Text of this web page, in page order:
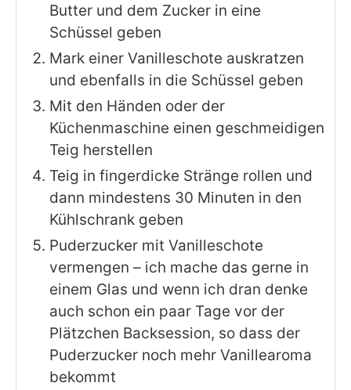
Butter und dem Zucker in eine
Schüssel geben
Mark einer Vanilleschote auskratzen
und ebenfalls in die Schüssel geben
Mit den Händen oder der
Küchenmaschine einen geschmeidigen
Teig herstellen
Teig in fingerdicke Stränge rollen und
dann mindestens 30 Minuten in den
Kühlschrank geben
Puderzucker mit Vanilleschote
vermengen – ich mache das gerne in
einem Glas und wenn ich dran denke
auch schon ein paar Tage vor der
Plätzchen Backsession, so dass der
Puderzucker noch mehr Vanillearoma
bekommt